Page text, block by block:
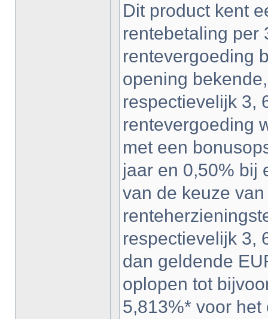
Dit product kent
rentebetaling per
rentevergoeding
opening
respectievelijk 3,
rentevergoeding
met een
jaar en 0,50% bij
van de keuze
respectievelijk 3,
dan geldende
oplopen tot
5,813%* voor het